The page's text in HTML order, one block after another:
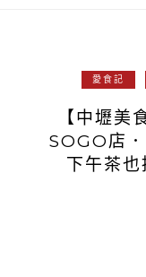
愛食記
【中壢
SOGO店
下午茶